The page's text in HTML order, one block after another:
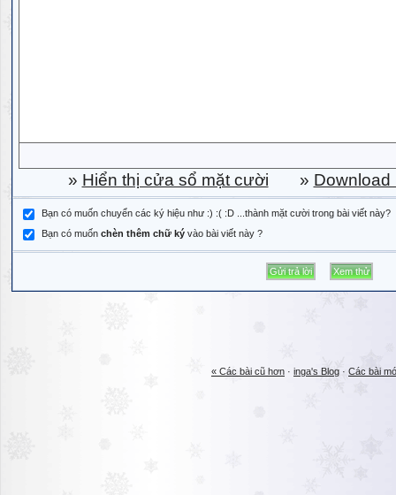
» Hiển thị cửa sổ mặt cười » Download
Bạn có muốn chuyển các ký hiệu như :) :( :D ...thành mặt cười trong bài viết này?
Bạn có muốn chèn thêm chữ ký vào bài viết này ?
« Các bài cũ hơn · inga's Blog · Các bài